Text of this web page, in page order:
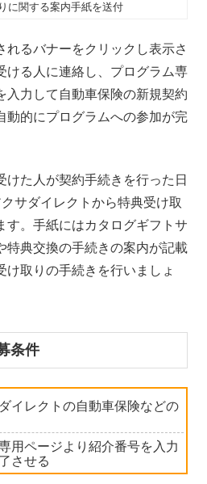
に関する案内手紙を送付
れるバナーをクリックし表示さ
ける人に連絡し、プログラム専
入力して自動車保険の新規契約
動的にプログラムへの参加が完
けた人が契約手続きを行った日
サダイレクトから特典受け取
す。手紙にはカタログギフトサ
特典交換の手続きの案内が記載
け取りの手続きを行いましょ
条件
イレクトの自動車保険などの
用ページより紹介番号を入力
させる